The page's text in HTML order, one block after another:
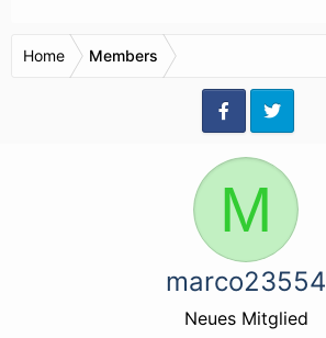
Home Members
M
marco23554
Neues Mitglied